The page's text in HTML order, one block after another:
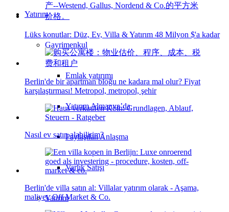
Yatırım
Gayrimenkul
Emlak yatırımı
Yatırım Almanya’da
Paylaşılan Anlaşma
Varlık Satışı
Yatırım
Lüks konutlar: Düz, Ev, Villa & Yatırım 48 Milyon $'a kadar
Berlin'de bir apartman bloğu ne kadara mal olur? Fiyat
karşılaştırması! Metropol, metropol, şehir
Nasıl ev satın alabilirim?
Berlin'de villa satın al: Villalar yatırım olarak - Aşama,
maliyet, Off Market & Co.